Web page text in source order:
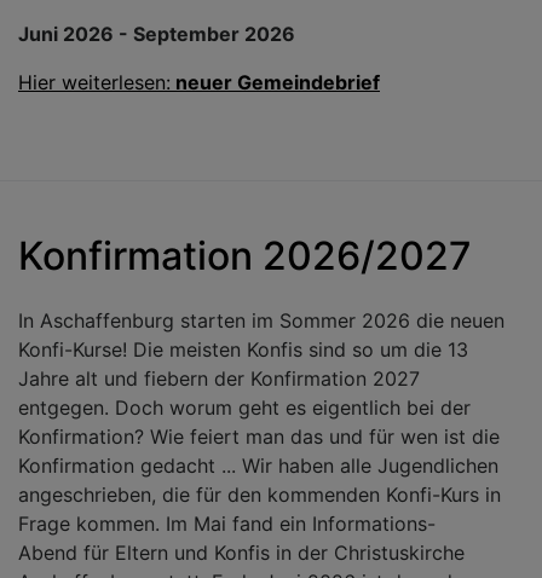
Juni 2026 - September 2026
Hier weiterlesen: neuer Gemeindebrief
Konfirmation 2026/2027
In Aschaffenburg starten im Sommer 2026 die neuen
Konfi-Kurse! Die meisten Konfis sind so um die 13
Jahre alt und fiebern der Konfirmation 2027
entgegen. Doch worum geht es eigentlich bei der
Konfirmation? Wie feiert man das und für wen ist die
Konfirmation gedacht ... Wir haben alle Jugendlichen
angeschrieben, die für den kommenden Konfi-Kurs in
Frage kommen. Im Mai fand ein Informations-
Abend für Eltern und Konfis in der Christuskirche